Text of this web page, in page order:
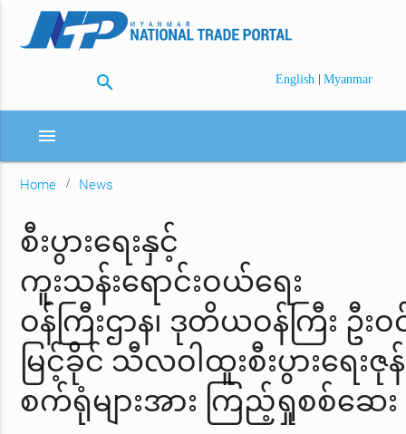
search English | Myanmar
menu
Home News
စီးပွားရေးနှင့်
ကူးသန်းရောင်းဝယ်ရေး
ဝန်ကြီးဌာန၊ ဒုတိယဝန်ကြီး ဦးဝ
မြင့်ခိုင် သီလဝါထူးစီးပွားရေးဇု
စက်ရုံများအား ကြည့်ရှုစစ်ဆေး